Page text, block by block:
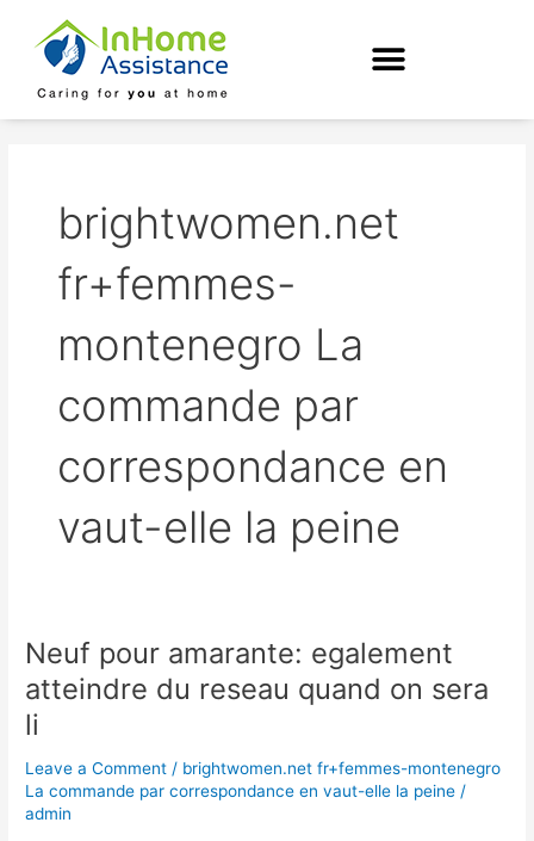
content
brightwomen.net
fr+femmes-
montenegro La
commande par
correspondance en
vaut-elle la peine
Neuf pour amarante: egalement
atteindre du reseau quand on sera
li
Leave a Comment / brightwomen.net fr+femmes-montenegro
La commande par correspondance en vaut-elle la peine /
admin
Neuf
amarante:
du
reseau